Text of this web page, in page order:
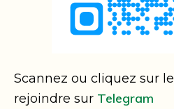
Scannez ou cliquez sur
rejoindre sur Telegram